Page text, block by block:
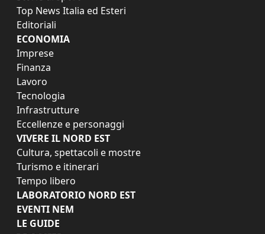
Top News Italia ed Esteri
Editoriali
ECONOMIA
Imprese
Finanza
Lavoro
Tecnologia
Infrastrutture
Eccellenze e personaggi
VIVERE IL NORD EST
Cultura, spettacoli e mostre
Turismo e itinerari
Tempo libero
LABORATORIO NORD EST
EVENTI NEM
LE GUIDE